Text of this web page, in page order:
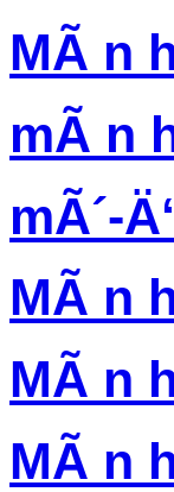
MÃ n
mÃ n
mÃ´-
MÃ n
MÃ n
MÃ n